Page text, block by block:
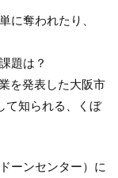
に奪われたり、
題は？
を発表した大阪市
て知られる、くぼ
ーンセンター）に